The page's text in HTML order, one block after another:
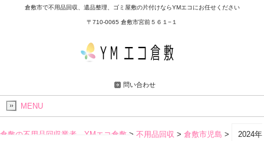
倉敷市で不用品回収、遺品整理、ゴミ屋敷の片付けならYMエコにお任せください
〒710-0065 倉敷市宮前５６１−１
問い合わせ
MENU
倉敷の不用品回収業者 YMエコ倉敷 > 不用品回収 > 倉敷市児島 >
2024年